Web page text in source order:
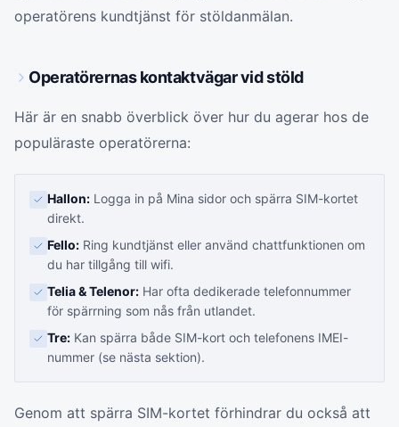
operatörens kundtjänst för stöldanmälan.
Operatörernas kontaktvägar vid stöld
Här är en snabb överblick över hur du agerar hos de
populäraste operatörerna:
Hallon: Logga in på Mina sidor och spärra SIM-kortet
direkt.
Fello: Ring kundtjänst eller använd chattfunktionen om
du har tillgång till wifi.
Telia & Telenor: Har ofta dedikerade telefonnummer
för spärrning som nås från utlandet.
Tre: Kan spärra både SIM-kort och telefonens IMEI-
nummer (se nästa sektion).
Genom att spärra SIM-kortet förhindrar du också att